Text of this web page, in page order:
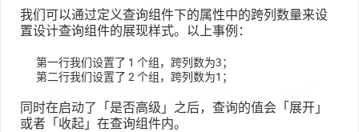
我们可以通过定义查询组件下的属性中的跨列数量来设
置设计查询组件的展现样式。以上事例：
第一行我们设置了 1 个组，跨列数为3；
第二行我们设置了 2 个组，跨列数为1；
同时在启动了「是否高级」之后，查询的值会「展开」
或者「收起」在查询组件内。